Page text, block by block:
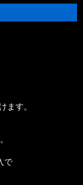
ます。
で